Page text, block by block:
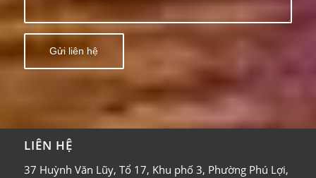
LIÊN HỆ
37 Huỳnh Văn Lũy, Tổ 17, Khu phố 3, Phường Phú Lợi,